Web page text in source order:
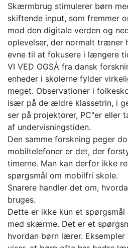
Skærmbrug stimulerer børn
skiftende input, som fremmer
mod den digitale verden og
oplevelser, der normalt træner
evne til at fokusere i længere
VI VED OGSÅ fra dansk
enheder i skolerne fylder
meget. Observationer i
især på de ældre klassetrin, i
ser på projektorer, PC"er eller
af undervisningstiden.
Den samme forskning peger
mobiltelefoner er det, der
timerne. Man kan derfor ikke
spørgsmål om mobilfri skole.
Snarere handler det om,
bruges.
Dette er ikke kun et
med skærme. Det er et
hvordan børn lærer. Eksempler